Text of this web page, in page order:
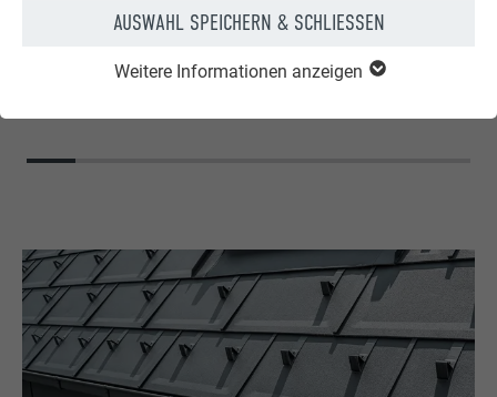
AUSWAHL SPEICHERN & SCHLIESSEN
Weitere Informationen anzeigen
PREFA DACHPLATTE R.16 UND HÄNGERINNE IN P.10 ANTHRAZIT
DETAILS ZUM REFERENZPROJEKT